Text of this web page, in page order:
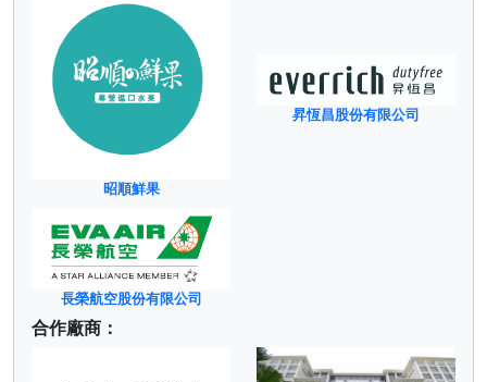
昭順鮮果
昇恆昌股份有限公司
長榮航空股份有限公司
合作廠商：